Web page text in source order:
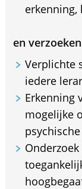
erkenning,
en verzoeken
Verplichte
iedere
Erkenning
mogelijke